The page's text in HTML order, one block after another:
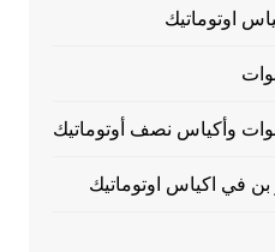
اوتوماتيك
وأكياس نصف أوتوماتيك
بن في اكياس اوتوماتيك